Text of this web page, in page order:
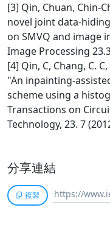
[3] Qin, Chuan, Chin-
novel joint data-
on SMVQ and image
Image Processing
[4] Qin, C, Chang, C.
"An inpainting-
scheme using a
Transactions on
Technology, 23. 7
分享連結
複製